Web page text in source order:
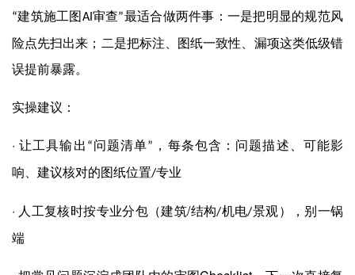
“建筑施工图 AI审查”最适合做两件事：一是把明显的规范风
险点先扫出来；二是把标注、图纸一致性、漏项这类低级错
误提前暴露。
实操建议：
· 让工具输出 “问题清单” ，每条包含：问题描述、可能影
响、建议核对的图纸位置/专业
· 人工复核时按专业分包（建筑/结构/机电/景观），别一锅
端